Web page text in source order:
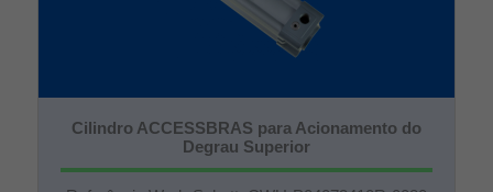
Cilindro ACCESSBRAS para Acionamento do
Degrau Superior